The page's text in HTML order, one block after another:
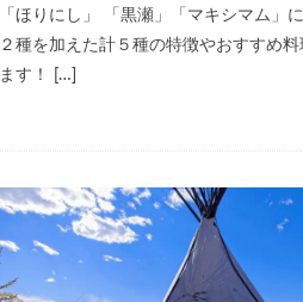
「ほりにし」 「黒瀬」「マキシマム」
２種を加えた計５種の特徴やおすすめ
ます！ […]